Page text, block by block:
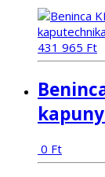
431 965 Ft
0 Ft